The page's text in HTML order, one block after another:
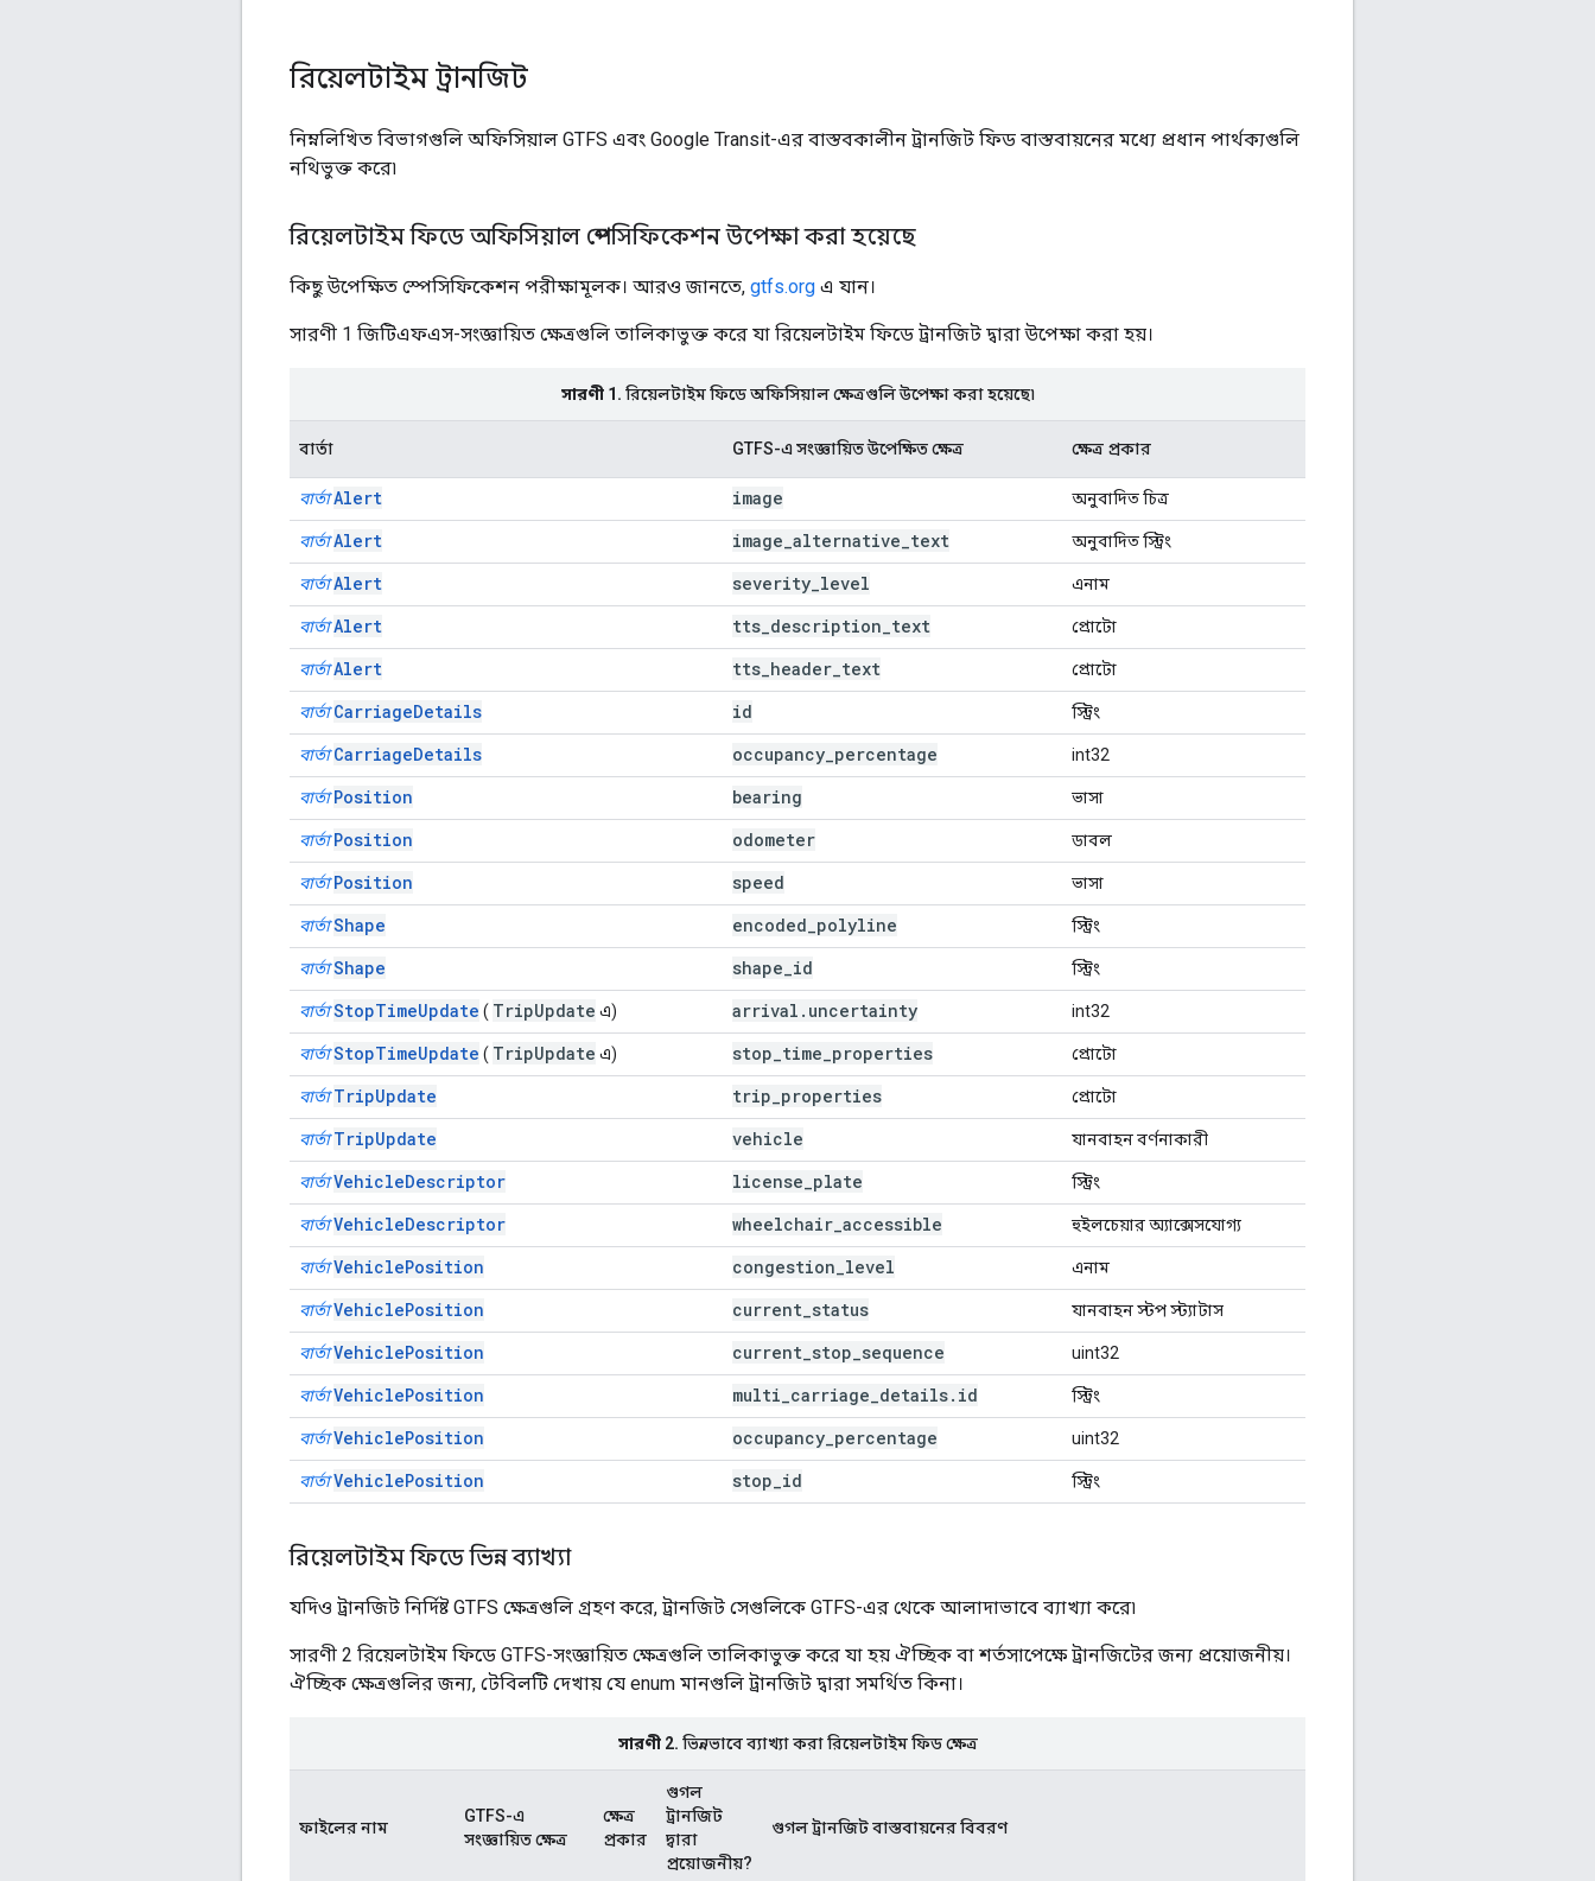
রিয়েলটাইম ট্রানজিট
নিম্নলিখিত বিভাগগুলি অফিসিয়াল GTFS এবং Google Transit-এর বাস্তবকালীন ট্রানজিট ফিড বাস্তবায়নের মধ্যে প্রধান পার্থক্যগুলি
নথিভুক্ত করে৷
রিয়েলটাইম ফিডে অফিসিয়াল স্পেসিফিকেশন উপেক্ষা করা হয়েছে
কিছু উপেক্ষিত স্পেসিফিকেশন পরীক্ষামূলক। আরও জানতে, gtfs.org এ যান।
সারণী 1 জিটিএফএস-সংজ্ঞায়িত ক্ষেত্রগুলি তালিকাভুক্ত করে যা রিয়েলটাইম ফিডে ট্রানজিট দ্বারা উপেক্ষা করা হয়।
সারণী 1. রিয়েলটাইম ফিডে অফিসিয়াল ক্ষেত্রগুলি উপেক্ষা করা হয়েছে৷
বার্তা GTFS-এ সংজ্ঞায়িত উপেক্ষিত ক্ষেত্র ক্ষেত্র প্রকার
বার্তাAlert image অনুবাদিত চিত্র
বার্তাAlert image alternative text অনুবাদিত স্ট্রিং
বার্তাAlert severity level এনাম
বার্তাAlert tts description text প্রোটো
বার্তাAlert tts header text প্রোটো
বার্তা CarriageDetails id স্ট্রিং
বার্তা CarriageDetails occupancy percentage int32
বার্তা Position bearing ভাসা
বার্তা Position odometer ডাবল
বার্তা Position speed ভাসা
বার্তাShape encoded polyline স্ট্রিং
বার্তাShape shape id স্ট্রিং
বার্তাStopTimeUpdate ( TripUpdate এ) arrival . uncertainty int32
বার্তাStopTimeUpdate ( TripUpdate এ) stop time properties প্রোটো
বার্তা TripUpdate trip properties প্রোটো
বার্তা TripUpdate vehicle যানবাহন বর্ণনাকারী
বার্তাVehicleDescriptor license plate স্ট্রিং
বার্তাVehicleDescriptor wheelchair accessible হুইলচেয়ার অ্যাক্সেসযোগ্য
বার্তাVehiclePosition congestion level এনাম
বার্তাVehiclePosition current status যানবাহন স্টপ স্ট্যাটাস
বার্তাVehiclePosition current stop sequence uint32
বার্তাVehiclePosition multi carriage details. id স্ট্রিং
বার্তাVehiclePosition occupancy percentage uint32
বার্তাVehiclePosition stop id স্ট্রিং
রিয়েলটাইম ফিডে ভিন্ন ব্যাখ্যা
যদিও ট্রানজিট নির্দিষ্ট GTFS ক্ষেত্রগুলি গ্রহণ করে, ট্রানজিট সেগুলিকে GTFS-এর থেকে আলাদাভাবে ব্যাখ্যা করে৷
সারণী 2 রিয়েলটাইম ফিডে GTFS-সংজ্ঞায়িত ক্ষেত্রগুলি তালিকাভুক্ত করে যা হয় ঐচ্ছিক বা শর্তসাপেক্ষে ট্রানজিটের জন্য প্রয়োজনীয়।
ঐচ্ছিক ক্ষেত্রগুলির জন্য, টেবিলটি দেখায় যে enum মানগুলি ট্রানজিট দ্বারা সমর্থিত কিনা।
সারণী 2. ভিন্নভাবে ব্যাখ্যা করা রিয়েলটাইম ফিড ক্ষেত্র
ফাইলের নাম
GTFS-এ
সংজ্ঞায়িত ক্ষেত্র
ক্ষেত্র
প্রকার
গুগল
ট্রানজিট
দ্বারা
প্রয়োজনীয়?
গুগল ট্রানজিট বাস্তবায়নের বিবরণ